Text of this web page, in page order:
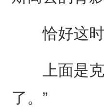
恰好这时
上面是克
了。”